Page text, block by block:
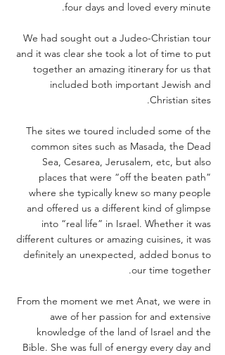
four days and loved every minute.
We had sought out a Judeo-Christian tour
and it was clear she took a lot of time to put
together an amazing itinerary for us that
included both important Jewish and
Christian sites.
The sites we toured included some of the
common sites such as Masada, the Dead
Sea, Cesarea, Jerusalem, etc, but also
places that were “off the beaten path”
where she typically knew so many people
and offered us a different kind of glimpse
into “real life” in Israel. Whether it was
different cultures or amazing cuisines, it was
definitely an unexpected, added bonus to
our time together.
From the moment we met Anat, we were in
awe of her passion for and extensive
knowledge of the land of Israel and the
Bible. She was full of energy every day and